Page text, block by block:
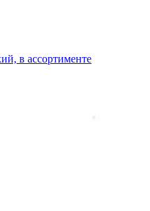
в ассортименте